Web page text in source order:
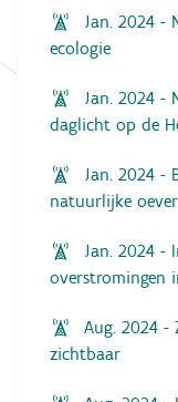
Jan. 2024 -
ecologie
Jan. 2024 -
daglicht op de
Jan. 2024 -
natuurlijke oever
Jan. 2024 -
overstromingen
Aug. 2024 -
zichtbaar